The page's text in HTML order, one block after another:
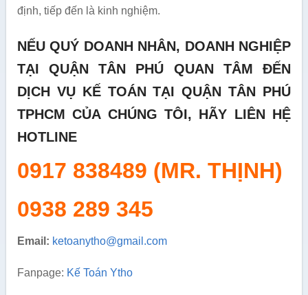
định, tiếp đến là kinh nghiệm.
NẾU QUÝ DOANH NHÂN, DOANH NGHIỆP
TẠI QUẬN TÂN PHÚ QUAN TÂM ĐẾN
DỊCH VỤ KẾ TOÁN TẠI QUẬN TÂN PHÚ
TPHCM CỦA CHÚNG TÔI, HÃY LIÊN HỆ
HOTLINE
0917 838489 (MR. THỊNH)
0938 289 345
Email: ketoanytho@gmail.com
Fanpage: Kế Toán Ytho